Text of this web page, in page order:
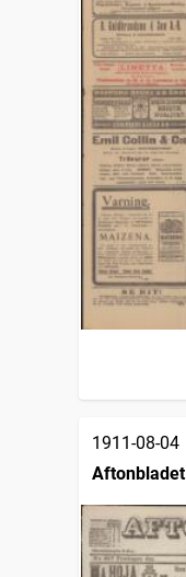
1911-08-04
Aftonbladet